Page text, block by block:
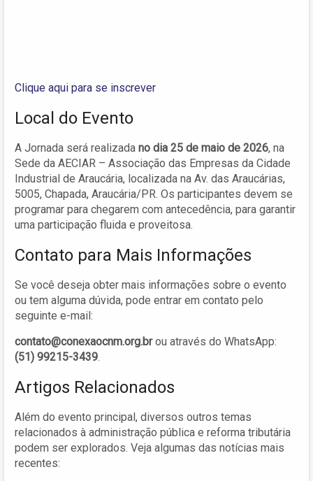
Clique aqui para se inscrever
Local do Evento
A Jornada será realizada no dia 25 de maio de 2026, na
Sede da AECIAR – Associação das Empresas da Cidade
Industrial de Araucária, localizada na Av. das Araucárias,
5005, Chapada, Araucária/PR. Os participantes devem se
programar para chegarem com antecedência, para garantir
uma participação fluida e proveitosa.
Contato para Mais Informações
Se você deseja obter mais informações sobre o evento
ou tem alguma dúvida, pode entrar em contato pelo
seguinte e-mail:
contato@conexaocnm.org.brou através do WhatsApp:
(51) 99215-3439.
Artigos Relacionados
Além do evento principal, diversos outros temas
relacionados à administração pública e reforma tributária
podem ser explorados. Veja algumas das notícias mais
recentes: